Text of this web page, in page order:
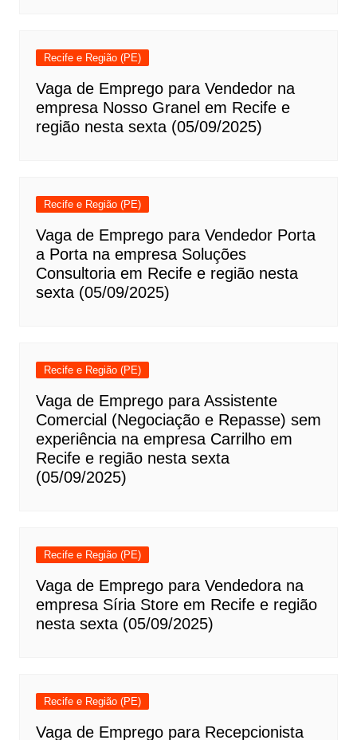
Recife e Região (PE)
Vaga de Emprego para Vendedor na
empresa Nosso Granel em Recife e
região nesta sexta (05/09/2025)
Recife e Região (PE)
Vaga de Emprego para Vendedor Porta
a Porta na empresa Soluções
Consultoria em Recife e região nesta
sexta (05/09/2025)
Recife e Região (PE)
Vaga de Emprego para Assistente
Comercial (Negociação e Repasse) sem
experiência na empresa Carrilho em
Recife e região nesta sexta
(05/09/2025)
Recife e Região (PE)
Vaga de Emprego para Vendedora na
empresa Síria Store em Recife e região
nesta sexta (05/09/2025)
Recife e Região (PE)
Vaga de Emprego para Recepcionista